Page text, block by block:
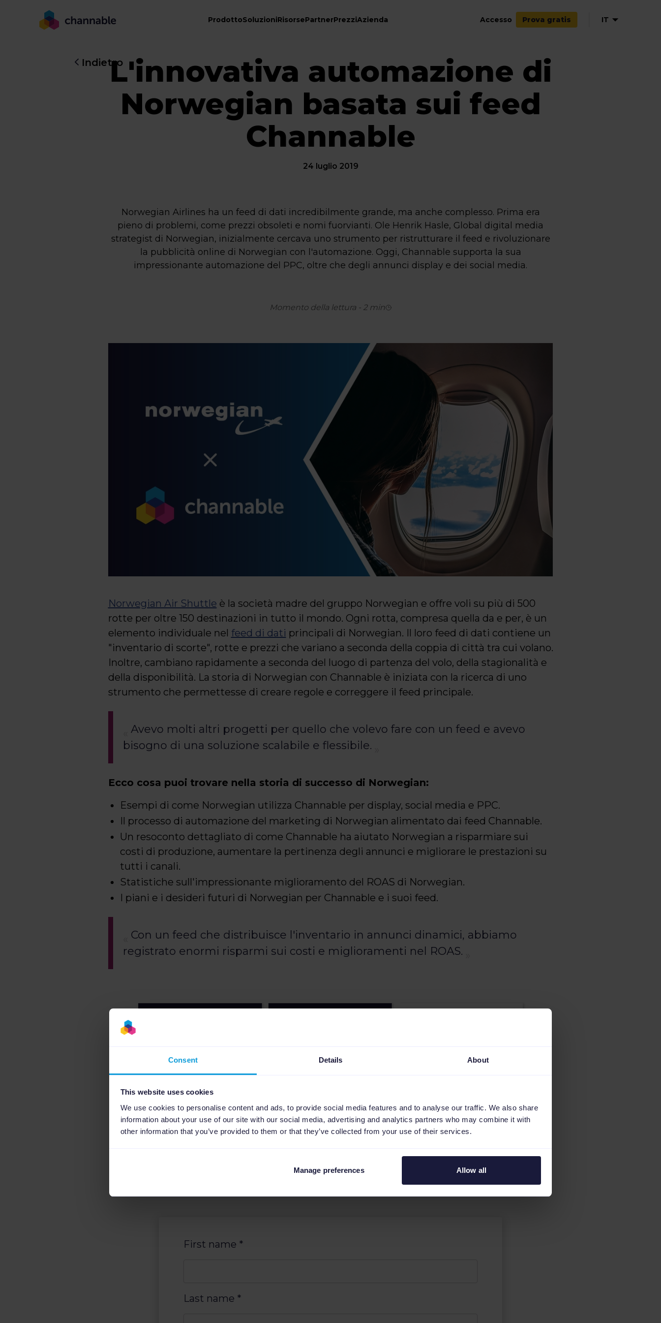
Consent Details About
This website uses cookies
We use cookies to personalise content and ads, to provide social media features and to analyse our traffic. We also share
information about your use of our site with our social media, advertising and analytics partners who may combine it with
other information that you’ve provided to them or that they’ve collected from your use of their services.
Manage preferences Allow all
ProdottoSoluzioniRisorsePartnerPrezziAzienda Accesso Prova gratis IT
IndietroL'innovativa automazione di
Norwegian basata sui feed
Channable
24 luglio 2019
Norwegian Airlines ha un feed di dati incredibilmente grande, ma anche complesso. Prima era
pieno di problemi, come prezzi obsoleti e nomi fuorvianti. Ole Henrik Hasle, Global digital media
strategist di Norwegian, inizialmente cercava uno strumento per ristrutturare il feed e rivoluzionare
la pubblicità online di Norwegian con l'automazione. Oggi, Channable supporta la sua
impressionante automazione del PPC, oltre che degli annunci display e dei social media.
Momento della lettura- 2min
Norwegian Air Shuttle è la società madre del gruppo Norwegian e offre voli su più di 500
rotte per oltre 150 destinazioni in tutto il mondo. Ogni rotta, compresa quella da e per, è un
elemento individuale nel feed di dati principali di Norwegian. Il loro feed di dati contiene un
"inventario di scorte", rotte e prezzi che variano a seconda della coppia di città tra cui volano.
Inoltre, cambiano rapidamente a seconda del luogo di partenza del volo, della stagionalità e
della disponibilità. La storia di Norwegian con Channable è iniziata con la ricerca di uno
strumento che permettesse di creare regole e correggere il feed principale.
Avevo molti altri progetti per quello che volevo fare con un feed e avevo
bisogno di una soluzione scalabile e flessibile.
Ecco cosa puoi trovare nella storia di successo di Norwegian:
Esempi di come Norwegian utilizza Channable per display, social media e PPC.
Il processo di automazione del marketing di Norwegian alimentato dai feed Channable.
Un resoconto dettagliato di come Channable ha aiutato Norwegian a risparmiare sui
costi di produzione, aumentare la pertinenza degli annunci e migliorare le prestazioni su
tutti i canali.
Statistiche sull'impressionante miglioramento del ROAS di Norwegian.
I piani e i desideri futuri di Norwegian per Channable e i suoi feed.
Con un feed che distribuisce l'inventario in annunci dinamici, abbiamo
registrato enormi risparmi sui costi e miglioramenti nel ROAS.
First name *
Last name *